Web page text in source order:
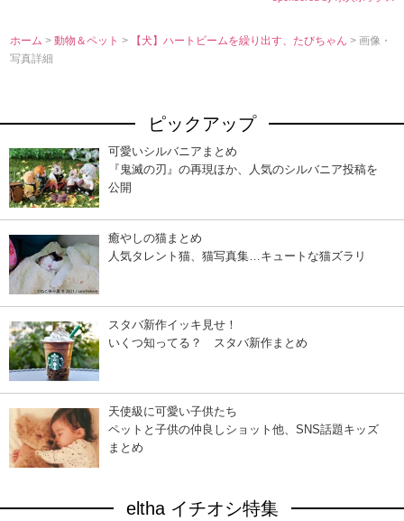
ホーム >動物＆ペット> 【犬】ハートビームを繰り出す、たびちゃん> 画像・
写真詳細
ピックアップ
可愛いシルバニアまとめ
『鬼滅の刃』の再現ほか、人気のシルバニア投稿を
公開
癒やしの猫まとめ
人気タレント猫、猫写真集…キュートな猫ズラリ
スタバ新作イッキ見せ！
いくつ知ってる？ スタバ新作まとめ
天使級に可愛い子供たち
ペットと子供の仲良しショット他、SNS話題キッズ
まとめ
eltha イチオシ特集